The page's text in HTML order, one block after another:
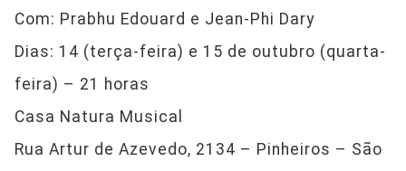
Com: Prabhu Edouard e Jean-Phi Dary
Dias: 14 (terça-feira) e 15 de outubro (quarta-
feira) – 21 horas
Casa Natura Musical
Rua Artur de Azevedo, 2134 – Pinheiros – São